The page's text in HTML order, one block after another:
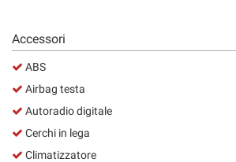
Accessori
ABS
Airbag testa
Autoradio digitale
Cerchi in lega
Climatizzatore